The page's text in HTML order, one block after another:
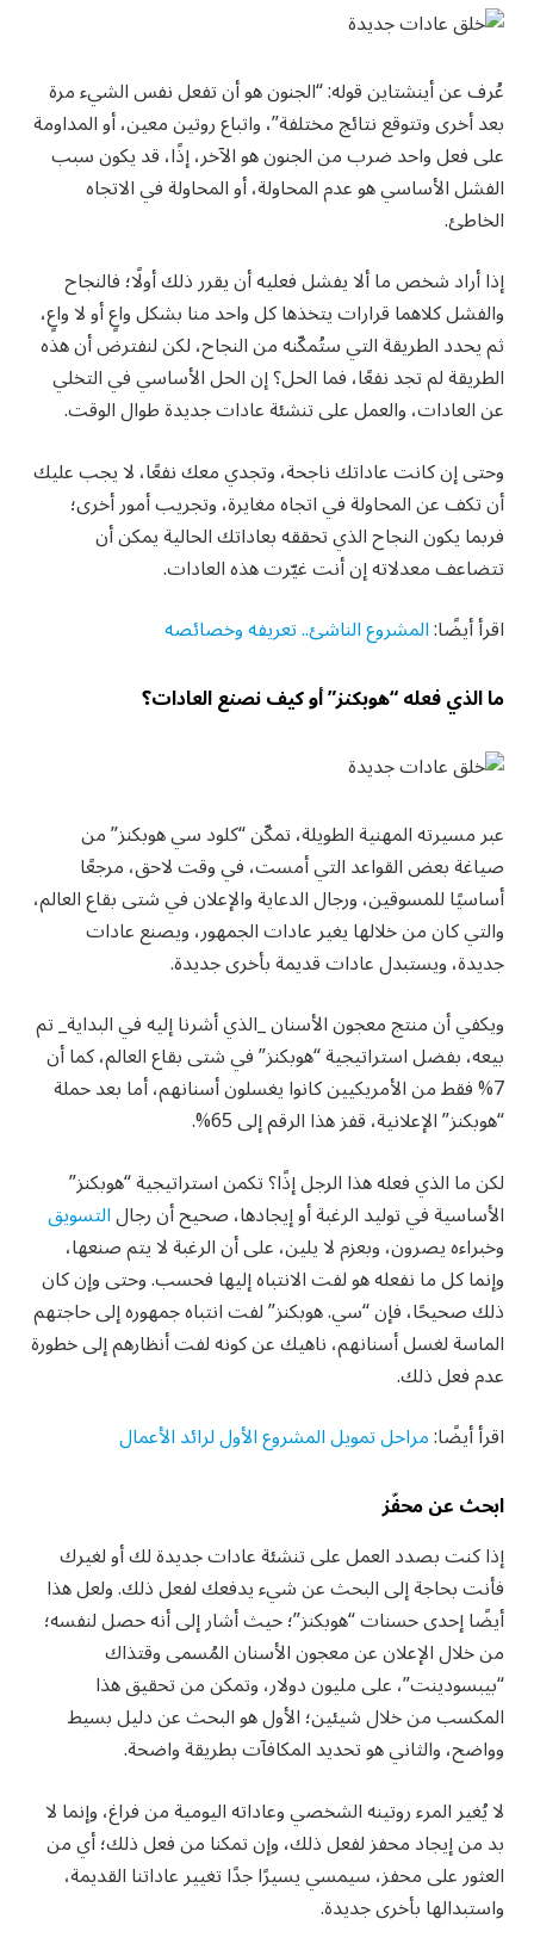
عُرف عن أينشتاين قوله: “الجنون هو أن تفعل نفس الشيء مرة
بعد أخرى وتتوقع نتائج مختلفة”، واتباع روتين معين، أو المداومة
على فعل واحد ضرب من الجنون هو الآخر، إذًا، قد يكون سبب
الفشل الأساسي هو عدم المحاولة، أو المحاولة في الاتجاه
الخاطئ.
إذا أراد شخص ما ألا يفشل فعليه أن يقرر ذلك أولًا؛ فالنجاح
والفشل كلاهما قرارات يتخذها كل واحد منا بشكل واعٍ أو لا واعٍ،
ثم يحدد الطريقة التي ستُمكّنه من النجاح، لكن لنفترض أن هذه
الطريقة لم تجد نفعًا، فما الحل؟ إن الحل الأساسي في التخلي
عن العادات، والعمل على تنشئة عادات جديدة طوال الوقت.
وحتى إن كانت عاداتك ناجحة، وتجدي معك نفعًا، لا يجب عليك
أن تكف عن المحاولة في اتجاه مغايرة، وتجريب أمور أخرى؛
فربما يكون النجاح الذي تحققه بعاداتك الحالية يمكن أن
تتضاعف معدلاته إن أنت غيّرت هذه العادات.
اقرأ أيضًا:المشروع الناشئ.. تعريفه وخصائصه
ما الذي فعله “هوبكنز” أو كيف نصنع العادات؟
عبر مسيرته المهنية الطويلة، تمكّن “كلود سي هوبكنز” من
صياغة بعض القواعد التي أمست، في وقت لاحق، مرجعًا
أساسيًا للمسوقين، ورجال الدعاية والإعلان في شتى بقاع العالم،
والتي كان من خلالها يغير عادات الجمهور، ويصنع عادات
جديدة، ويستبدل عادات قديمة بأخرى جديدة.
ويكفي أن منتج معجون الأسنان _الذي أشرنا إليه في البداية_ تم
بيعه، بفضل استراتيجية “هوبكنز” في شتى بقاع العالم، كما أن
7% فقط من الأمريكيين كانوا يغسلون أسنانهم، أما بعد حملة
“هوبكنز” الإعلانية، قفز هذا الرقم إلى 65%.
لكن ما الذي فعله هذا الرجل إذًا؟ تكمن استراتيجية “هوبكنز”
الأساسية في توليد الرغبة أو إيجادها، صحيح أن رجالالتسويق
وخبراءه يصرون، وبعزم لا يلين، على أن الرغبة لا يتم صنعها،
وإنما كل ما نفعله هو لفت الانتباه إليها فحسب. وحتى وإن كان
ذلك صحيحًا، فإن “سي. هوبكنز” لفت انتباه جمهوره إلى حاجتهم
الماسة لغسل أسنانهم، ناهيك عن كونه لفت أنظارهم إلى خطورة
عدم فعل ذلك.
اقرأ أيضًا:مراحل تمويل المشروع الأول لرائد الأعمال
ابحث عن محفّز
إذا كنت بصدد العمل على تنشئة عادات جديدة لك أو لغيرك
فأنت بحاجة إلى البحث عن شيء يدفعك لفعل ذلك. ولعل هذا
أيضًا إحدى حسنات “هوبكنز”؛ حيث أشار إلى أنه حصل لنفسه؛
من خلال الإعلان عن معجون الأسنان المُسمى وقتذاك
“بيبسودينت”، على مليون دولار، وتمكن من تحقيق هذا
المكسب من خلال شيئين؛ الأول هو البحث عن دليل بسيط
وواضح، والثاني هو تحديد المكافآت بطريقة واضحة.
لا يُغير المرء روتينه الشخصي وعاداته اليومية من فراغ، وإنما لا
بد من إيجاد محفز لفعل ذلك، وإن تمكنا من فعل ذلك؛ أي من
العثور على محفز، سيمسي يسيرًا جدًا تغيير عاداتنا القديمة،
واستبدالها بأخرى جديدة.